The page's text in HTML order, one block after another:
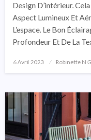
Design D’intérieur.
Aspect Lumineux Et
L’espace. Le Bon
Profondeur Et De La
Posted
6 Avril 2023 Robinette N